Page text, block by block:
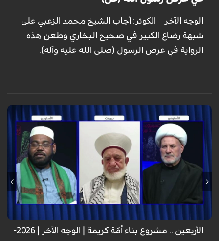
الوجه الآخر _ الكوثر: أجاب الشيخ محمد الزعبي على
شبهة رضاع الكبير في صحيح البخاري وطعن هذه
الرواية في عرض الرسول (صلى الله عليه وآله).
الأربعين .. مشروع بناء أمّة كريمة | الوجه الآخر | 2026-